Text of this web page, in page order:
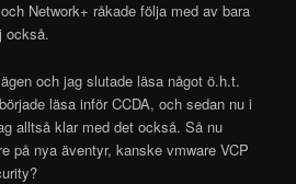
Network+ råkade följa med av bara
också.
och jag slutade läsa något ö.h.t.
läsa inför CCDA, och sedan nu i
alltså klar med det också. Så nu
på nya äventyr, kanske vmware VCP